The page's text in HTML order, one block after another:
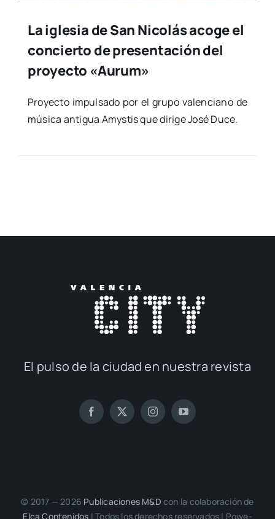
La iglesia de San Nicolás acoge el
concierto de presentación del
proyecto «Aurum»
Pro­yec­to impul­sa­do por el gru­po valen­ciano de
músi­ca anti­gua Amys­tis que diri­ge José Duce.
El pul­so de la ciu­dad en nues­tra revis­ta
© 2017 — 2026 Publi­ca­cio­nes M&D con la cola­bo­ra­ción de
Elca Con­te­ni­dos | Todos los dere­chos reser­va­dos | Powe­